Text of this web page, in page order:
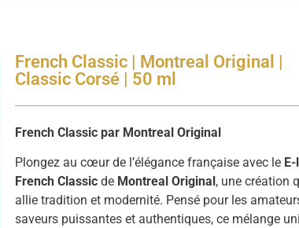
French Classic | Montreal Original |
Classic Corsé | 50 ml
French Classic par Montreal Original
Plongez au cœur de l’élégance française avec le
French Classic de Montreal Original , une création
allie tradition et modernité. Pensé pour les
saveurs puissantes et authentiques, ce mélange